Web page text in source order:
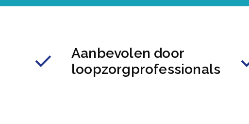
Aanbevolen door
loopzorgprofessionals